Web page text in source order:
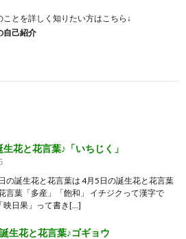
ことを詳しく知りたい方はこちら↓
自己紹介
花と花言葉♪「いちじく」
の誕生花と花言葉は 4月5日の誕生花と花言葉
言葉「多産」「飽和」 イチジクって漢字で
映日果」って書き[…]
生花と花言葉♪ゴギョウ